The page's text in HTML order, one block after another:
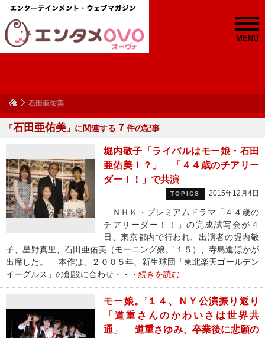
MENU
石田亜佑美
「石田亜佑美 」に関連する ７ 件の記事
堀内敬子「ライバルはモー娘・石田
亜佑美！？」 「４４歳のチアリー
ダー！！」で共演
TOPICS 2015年12月4日
ＮＨＫ・プレミアムドラマ「４４歳の
チアリーダー！！」の完成試写会が４
日、東京都内で行われ、出演者の堀内敬
子、星野真里、石田亜佑美（モーニング娘。'１５）、寺島進ほかが
出席した。 本作は、２００５年、新生球団「東北楽天ゴールデン
イーグルス」の創設に合わせ・・・ 続きを読む
モー娘。’１４、ＮＹ公演振り返り
「道重さんのかわいさは世界共
通」 道重さゆみ、卒業後に悲願の